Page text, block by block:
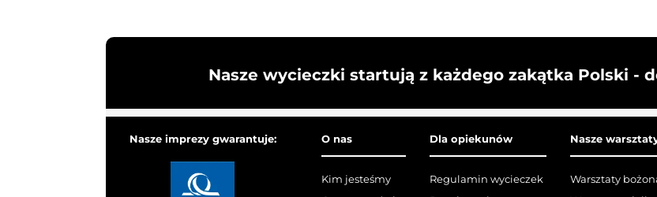
Nasze wycieczki startują z każdego zakątka Polski -
Nasze imprezy gwarantuje: O nas
Kim jesteśmy
Dla opiekunów
Regulamin wycieczek
Nasze
Warsztaty